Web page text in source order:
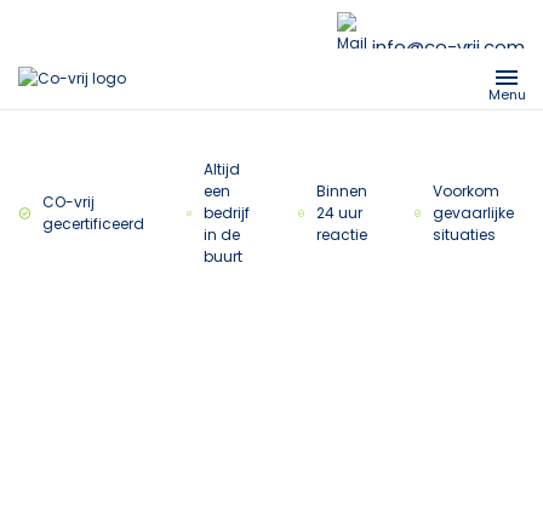
info@co-vrij.com
Menu
CO-vrij
gecertificeerd
Altijd
een
bedrijf
in de
buurt
Binnen
24 uur
reactie
Voorkom
gevaarlijke
situaties